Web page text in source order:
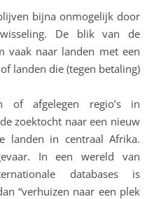
bijna onmogelijk door
De blik van de
vaak naar landen met een
landen die (tegen betaling)
of afgelegen regio’s in
zoektocht naar een nieuw
landen in centraal Afrika.
In een wereld van
databases is
“verhuizen naar een plek